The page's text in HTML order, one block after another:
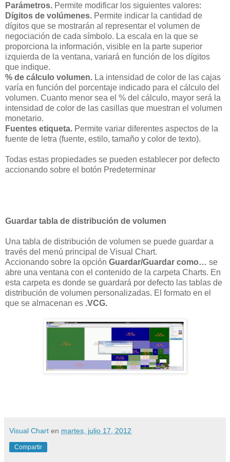
Parámetros. Permite modificar los siguientes valores:
Dígitos de volúmenes. Permite indicar la cantidad de
dígitos que se mostrarán al representar el volumen de
negociación de cada símbolo. La escala en la que se
proporciona la información, visible en la parte superior
izquierda de la ventana, variará en función de los dígitos
que indique.
% de cálculo volumen. La intensidad de color de las cajas
varía en función del porcentaje indicado para el cálculo del
volumen. Cuanto menor sea el % del cálculo, mayor será la
intensidad de color de las casillas que muestran el volumen
monetario.
Fuentes etiqueta. Permite variar diferentes aspectos de la
fuente de letra (fuente, estilo, tamaño y color de texto).
Todas estas propiedades se pueden establecer por defecto
accionando sobre el botón Predeterminar
Guardar tabla de distribución de volumen
Una tabla de distribución de volumen se puede guardar a
través del menú principal de Visual Chart.
Accionando sobre la opción Guardar/Guardar como… se
abre una ventana con el contenido de la carpeta Charts. En
esta carpeta es donde se guardará por defecto las tablas de
distribución de volumen personalizadas. El formato en el
que se almacenan es .VCG.
Visual Chart en martes, julio 17, 2012
Compartir